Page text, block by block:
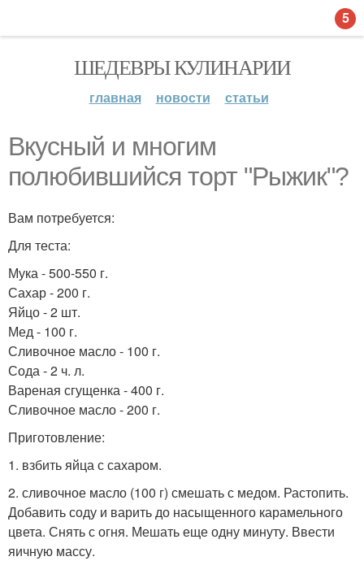
ШЕДЕВРЫ КУЛИНАРИИ
главная новости статьи
Вкусный и многим
полюбившийся торт "Рыжик"?
Вам потребуется:
Для теста:
Мука - 500-550 г.
Сахар - 200 г.
Яйцо - 2 шт.
Мед - 100 г.
Сливочное масло - 100 г.
Сода - 2 ч. л.
Вареная сгущенка - 400 г.
Сливочное масло - 200 г.
Приготовление:
1. взбить яйца с сахаром.
2. сливочное масло (100 г) смешать с медом. Растопить.
Добавить соду и варить до насыщенного карамельного
цвета. Снять с огня. Мешать еще одну минуту. Ввести
яичную массу.
5